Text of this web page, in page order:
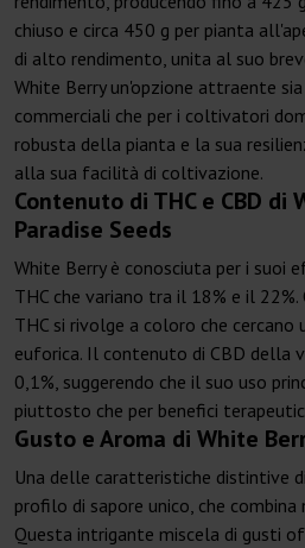
chiuso e circa 450 g per pianta
di alto rendimento, unita al suo
White Berry un'opzione attraente
commerciali che per i coltivatori
robusta della pianta e la sua
alla sua facilità di coltivazione.
Contenuto di THC e CBD di
Paradise Seeds
White Berry è conosciuta per i suoi
THC che variano tra il 18% e il
THC si rivolge a coloro che cercano
euforica. Il contenuto di CBD della
0,1%, suggerendo che il suo uso
piuttosto che per benefici
Gusto e Aroma di White
Una delle caratteristiche distintive
profilo di sapore unico, che
Questa intrigante miscela di gusti